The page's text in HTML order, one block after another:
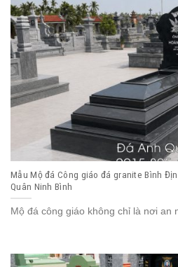
Mẫu Mộ đá Công giáo đá granite Bình
Quân Ninh Bình
Mộ đá công giáo không chỉ là nơi an